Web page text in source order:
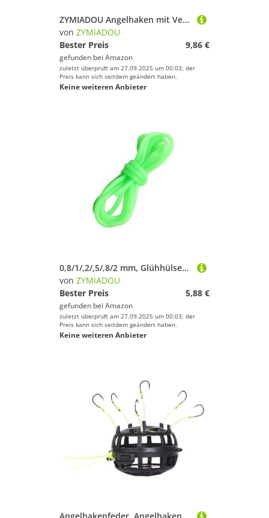
ZYMIADOU Angelhaken mit Verriegelungsschutz und Abdeckung für sichere Salzwasser, Süßwasserknoten, alle Ebenen, Eisangeln, Knotenwerkzeug
von ZYMIADOU
Bester Preis
9,86 €
gefunden bei Amazon
zuletzt überprüft am 27.09.2025 um 00:03; der
Preis kann sich seitdem geändert haben.
Keine weiteren Anbieter
0,8/1/,2/,5/,8/2 mm, Glühhülsen, Angelhaken, Angelschnur, Röhrchen, weiche Leinenhülse, Angelzubehör, Silikonrohr, professionelle Anglerausrüstung
von ZYMIADOU
Bester Preis
5,88 €
gefunden bei Amazon
zuletzt überprüft am 27.09.2025 um 00:03; der
Preis kann sich seitdem geändert haben.
Keine weiteren Anbieter